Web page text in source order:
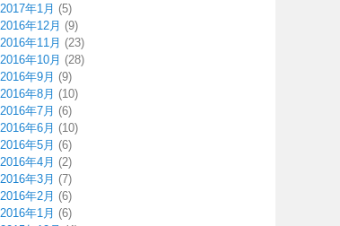
2017年1月 (5)
2016年12月 (9)
2016年11月 (23)
2016年10月 (28)
2016年9月 (9)
2016年8月 (10)
2016年7月 (6)
2016年6月 (10)
2016年5月 (6)
2016年4月 (2)
2016年3月 (7)
2016年2月 (6)
2016年1月 (6)